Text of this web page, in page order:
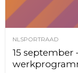
NLSPORTRAAD
15